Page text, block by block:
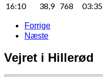
16:10
38,9 768 03:35
Forrige
Næste
Vejret i Hillerød